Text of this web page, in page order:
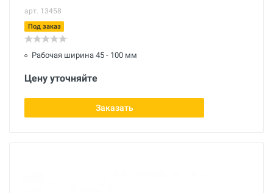
арт. 13458
Под заказ
Рабочая ширина 45 - 100 мм
Цену уточняйте
Заказать